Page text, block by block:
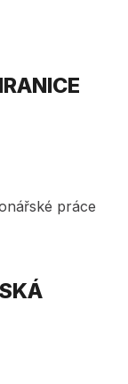
práce